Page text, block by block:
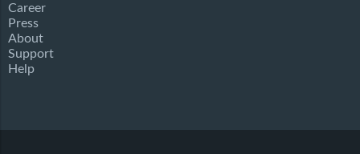
Career
Press
About
Support
Help